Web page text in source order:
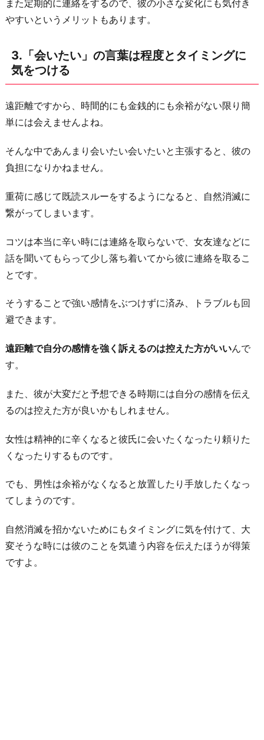
意
し
な
い
に
す
る
遠
距
が
終
わ
る
ま
の
を
立
る
わ
り
また定期的に連絡をするので、彼の小さな変化にも気付き
やすいというメリットもあります。
3.「会いたい」の言葉は程度とタイミングに
気をつける
遠距離ですから、時間的にも金銭的にも余裕がない限り簡
単には会えませんよね。
そんな中であんまり会いたい会いたいと主張すると、彼の
負担になりかねません。
重荷に感じて既読スルーをするようになると、自然消滅に
繋がってしまいます。
コツは本当に辛い時には連絡を取らないで、女友達などに
話を聞いてもらって少し落ち着いてから彼に連絡を取るこ
とです。
そうすることで強い感情をぶつけずに済み、トラブルも回
避できます。
遠距離で自分の感情を強く訴えるのは控えた方がいいんで
す。
また、彼が大変だと予想できる時期には自分の感情を伝え
るのは控えた方が良いかもしれません。
女性は精神的に辛くなると彼氏に会いたくなったり頼りた
くなったりするものです。
でも、男性は余裕がなくなると放置したり手放したくなっ
てしまうのです。
自然消滅を招かないためにもタイミングに気を付けて、大
変そうな時には彼のことを気遣う内容を伝えたほうが得策
ですよ。